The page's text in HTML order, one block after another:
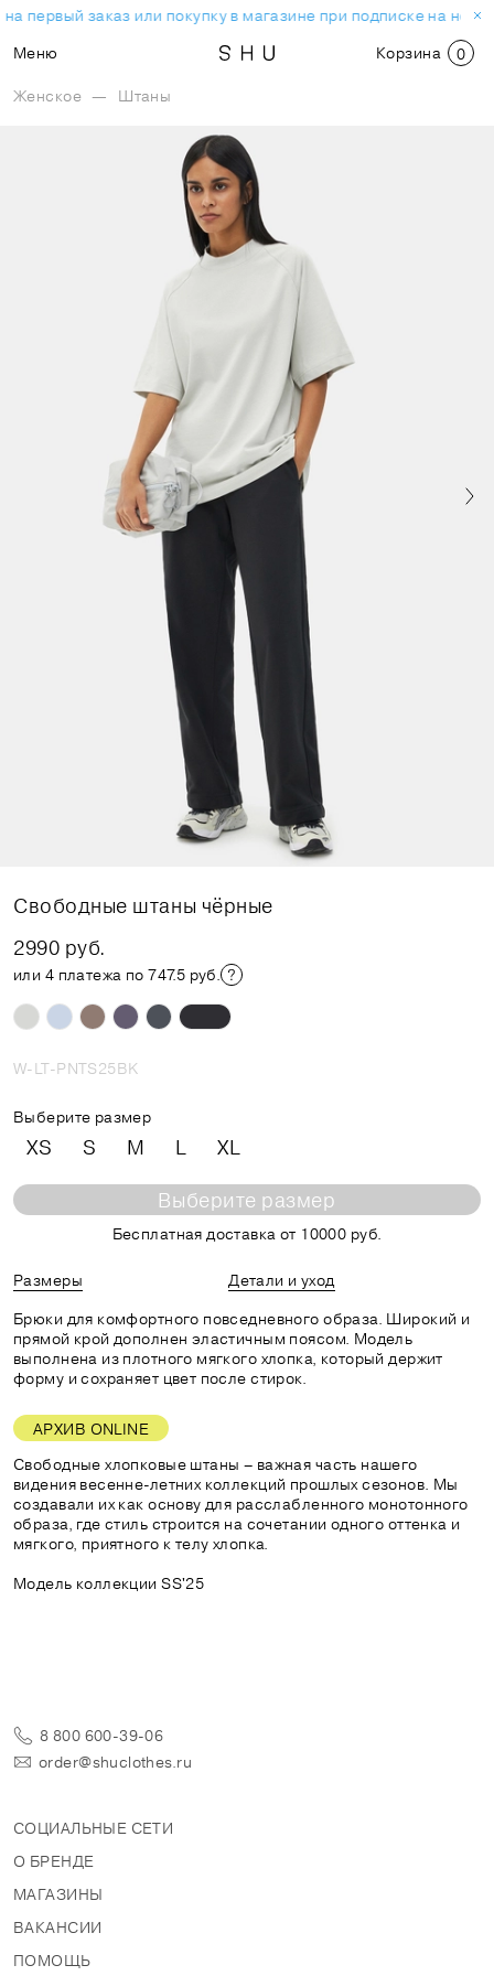
первый заказ или покупку в магазине при подписке на
Меню
Корзина 0
Женское — Штаны
Свободные штаны чёрные
2990 руб.
или 4 платежа по 747.5 руб.
W-LT-PNTS25BK
Выберите размер
XS S M L XL
Выберите размер
Бесплатная доставка от 10000 руб.
Размеры
Детали и уход
Брюки для комфортного повседневного образа. Широкий и
прямой крой дополнен эластичным поясом. Модель
выполнена из плотного мягкого хлопка, который держит
форму и сохраняет цвет после стирок.
АРХИВ ONLINE
Свободные хлопковые штаны – важная часть нашего
видения весенне-летних коллекций прошлых сезонов. Мы
создавали их как основу для расслабленного монотонного
образа, где стиль строится на сочетании одного оттенка и
мягкого, приятного к телу хлопка.
Модель коллекции SS'25
8 800 600-39-06
order@shuclothes.ru
СОЦИАЛЬНЫЕ СЕТИ
О БРЕНДЕ
МАГАЗИНЫ
ВАКАНСИИ
ПОМОЩЬ